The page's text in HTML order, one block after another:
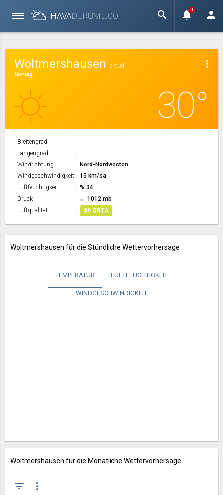
HAVADURUMU.CO search notifications
0 person
more_vert
Woltmershausen
aktuell
Sonnig
30°
Breitengrad
Längengrad
Windrichtung
Nord-Nordwesten
Windgeschwindigkeit
15 km/sa
Luftfeuchtigkeit
% 34
Druck
↔ 1012 mb
Luftqualität
89 ORTA
Woltmershausen für die Stündliche Wettervorhersage
TEMPERATUR LUFTFEUCHTIGKEIT
WINDGESCHWINDIGKEIT
Woltmershausen für die Monatliche Wettervorhersage
filter_list more_vert